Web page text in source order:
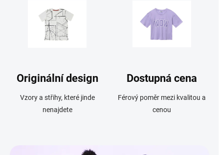
Originální design
Vzory a střihy, které jinde
nenajdete
Dostupná cena
Férový poměr mezi kvalitou a
cenou